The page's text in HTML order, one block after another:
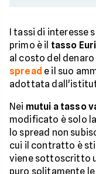
I tassi di interesse
primo è il tasso
al costo del
spread e il suo
adottata
Nei mutui a tasso
modificato è solo
lo spread non
cui il contratto è
viene sottoscritto
puro solitamente